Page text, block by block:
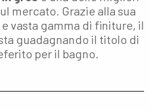
mercato. Grazie alla sua
vasta gamma di finiture, il
guadagnando il titolo di
per il bagno.